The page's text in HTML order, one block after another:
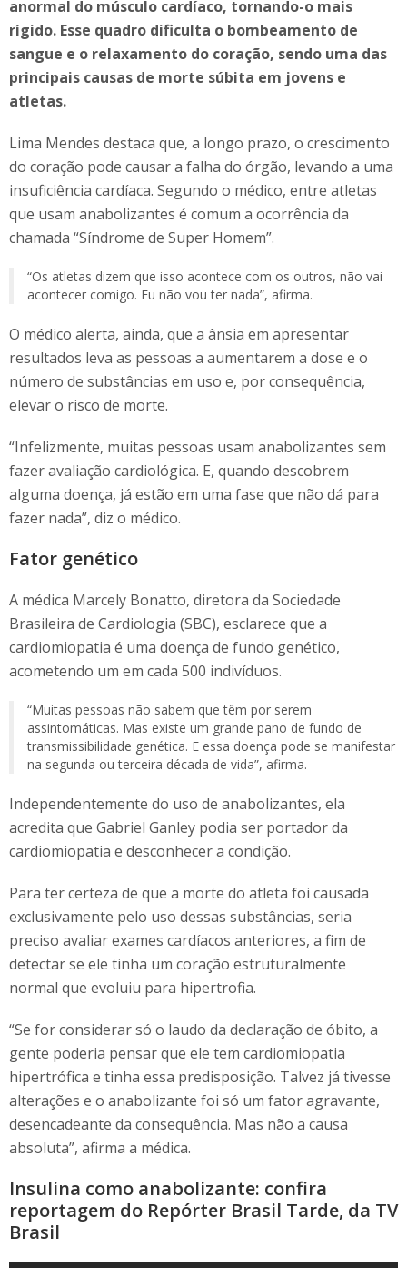
anormal do músculo cardíaco, tornando-o mais
rígido. Esse quadro dificulta o bombeamento de
sangue e o relaxamento do coração, sendo uma das
principais causas de morte súbita em jovens e
atletas.
Lima Mendes destaca que, a longo prazo, o crescimento
do coração pode causar a falha do órgão, levando a uma
insuficiência cardíaca. Segundo o médico, entre atletas
que usam anabolizantes é comum a ocorrência da
chamada “Síndrome de Super Homem”.
“Os atletas dizem que isso acontece com os outros, não vai
acontecer comigo. Eu não vou ter nada”, afirma.
O médico alerta, ainda, que a ânsia em apresentar
resultados leva as pessoas a aumentarem a dose e o
número de substâncias em uso e, por consequência,
elevar o risco de morte.
“Infelizmente, muitas pessoas usam anabolizantes sem
fazer avaliação cardiológica. E, quando descobrem
alguma doença, já estão em uma fase que não dá para
fazer nada”, diz o médico.
Fator genético
A médica Marcely Bonatto, diretora da Sociedade
Brasileira de Cardiologia (SBC), esclarece que a
cardiomiopatia é uma doença de fundo genético,
acometendo um em cada 500 indivíduos.
“Muitas pessoas não sabem que têm por serem
assintomáticas. Mas existe um grande pano de fundo de
transmissibilidade genética. E essa doença pode se manifestar
na segunda ou terceira década de vida”, afirma.
Independentemente do uso de anabolizantes, ela
acredita que Gabriel Ganley podia ser portador da
cardiomiopatia e desconhecer a condição.
Para ter certeza de que a morte do atleta foi causada
exclusivamente pelo uso dessas substâncias, seria
preciso avaliar exames cardíacos anteriores, a fim de
detectar se ele tinha um coração estruturalmente
normal que evoluiu para hipertrofia.
“Se for considerar só o laudo da declaração de óbito, a
gente poderia pensar que ele tem cardiomiopatia
hipertrófica e tinha essa predisposição. Talvez já tivesse
alterações e o anabolizante foi só um fator agravante,
desencadeante da consequência. Mas não a causa
absoluta”, afirma a médica.
Insulina como anabolizante: confira
reportagem do Repórter Brasil Tarde, da TV
Brasil